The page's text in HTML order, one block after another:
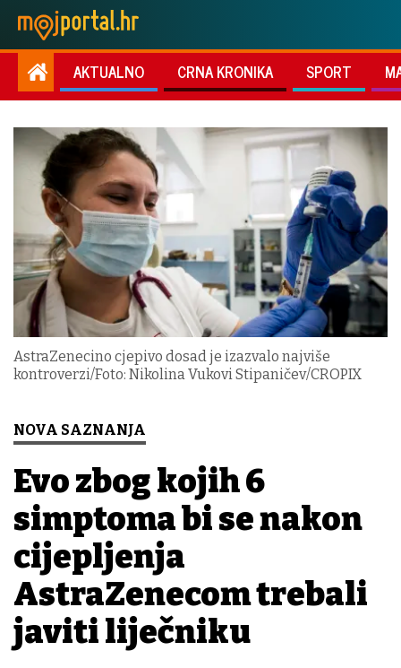
AKTUALNO CRNA KRONIKA SPORT
AstraZenecino cjepivo dosad je izazvalo najviše
kontroverzi/Foto: Nikolina Vukovi Stipaničev/CROPIX
NOVA SAZNANJA
Evo zbog kojih 6
simptoma bi se nakon
cijepljenja
AstraZenecom trebali
javiti liječniku